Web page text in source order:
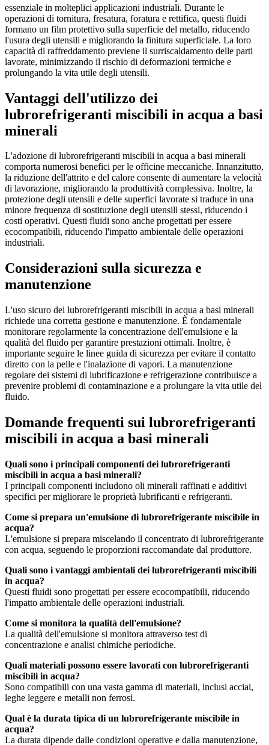
essenziale in molteplici applicazioni industriali. Durante le
operazioni di tornitura, fresatura, foratura e rettifica, questi fluidi
formano un film protettivo sulla superficie del metallo, riducendo
l'usura degli utensili e migliorando la finitura superficiale. La loro
capacità di raffreddamento previene il surriscaldamento delle parti
lavorate, minimizzando il rischio di deformazioni termiche e
prolungando la vita utile degli utensili.
Vantaggi dell'utilizzo dei
lubrorefrigeranti miscibili in acqua a basi
minerali
L'adozione di lubrorefrigeranti miscibili in acqua a basi minerali
comporta numerosi benefici per le officine meccaniche. Innanzitutto,
la riduzione dell'attrito e del calore consente di aumentare la velocità
di lavorazione, migliorando la produttività complessiva. Inoltre, la
protezione degli utensili e delle superfici lavorate si traduce in una
minore frequenza di sostituzione degli utensili stessi, riducendo i
costi operativi. Questi fluidi sono anche progettati per essere
ecocompatibili, riducendo l'impatto ambientale delle operazioni
industriali.
Considerazioni sulla sicurezza e
manutenzione
L'uso sicuro dei lubrorefrigeranti miscibili in acqua a basi minerali
richiede una corretta gestione e manutenzione. È fondamentale
monitorare regolarmente la concentrazione dell'emulsione e la
qualità del fluido per garantire prestazioni ottimali. Inoltre, è
importante seguire le linee guida di sicurezza per evitare il contatto
diretto con la pelle e l'inalazione di vapori. La manutenzione
regolare dei sistemi di lubrificazione e refrigerazione contribuisce a
prevenire problemi di contaminazione e a prolungare la vita utile del
fluido.
Domande frequenti sui lubrorefrigeranti
miscibili in acqua a basi minerali
Quali sono i principali componenti dei lubrorefrigeranti
miscibili in acqua a basi minerali?
I principali componenti includono oli minerali raffinati e additivi
specifici per migliorare le proprietà lubrificanti e refrigeranti.
Come si prepara un'emulsione di lubrorefrigerante miscibile in
acqua?
L'emulsione si prepara miscelando il concentrato di lubrorefrigerante
con acqua, seguendo le proporzioni raccomandate dal produttore.
Quali sono i vantaggi ambientali dei lubrorefrigeranti miscibili
in acqua?
Questi fluidi sono progettati per essere ecocompatibili, riducendo
l'impatto ambientale delle operazioni industriali.
Come si monitora la qualità dell'emulsione?
La qualità dell'emulsione si monitora attraverso test di
concentrazione e analisi chimiche periodiche.
Quali materiali possono essere lavorati con lubrorefrigeranti
miscibili in acqua?
Sono compatibili con una vasta gamma di materiali, inclusi acciai,
leghe leggere e metalli non ferrosi.
Qual è la durata tipica di un lubrorefrigerante miscibile in
acqua?
La durata dipende dalle condizioni operative e dalla manutenzione,